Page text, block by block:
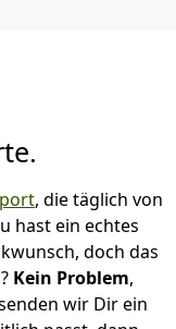
, die täglich von
hast ein echtes
doch das
Kein Problem,
wir Dir ein